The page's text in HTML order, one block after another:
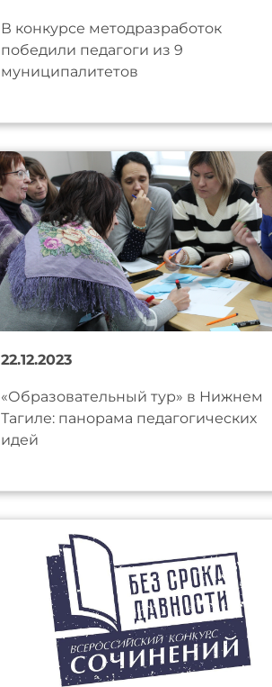
В конкурсе методразработок
победили педагоги из 9
муниципалитетов
22.12.2023
«Образовательный тур» в Нижнем
Тагиле: панорама педагогических
идей